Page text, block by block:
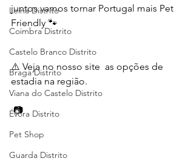
Leiria Distrito
Coimbra Distrito
Castelo Branco Distrito
Braga Distrito
Viana do Castelo Distrito
Évora Distrito
Pet Shop
Guarda Distrito
juntos vamos tornar Portugal mais Pet
Friendly 🐾
⚠️ Veja no nosso site  as opções de
estadia na região.
📷